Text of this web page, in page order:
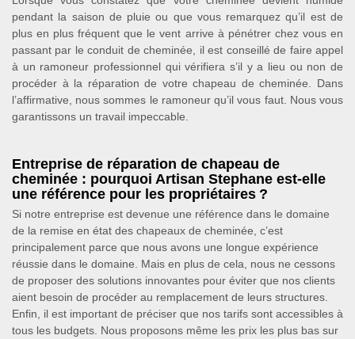
pendant la saison de pluie ou que vous remarquez qu’il est de
plus en plus fréquent que le vent arrive à pénétrer chez vous en
passant par le conduit de cheminée, il est conseillé de faire appel
à un ramoneur professionnel qui vérifiera s’il y a lieu ou non de
procéder à la réparation de votre chapeau de cheminée. Dans
l’affirmative, nous sommes le ramoneur qu’il vous faut. Nous vous
garantissons un travail impeccable.
Entreprise de réparation de chapeau de
cheminée : pourquoi Artisan Stephane est-elle
une référence pour les propriétaires ?
Si notre entreprise est devenue une référence dans le domaine
de la remise en état des chapeaux de cheminée, c’est
principalement parce que nous avons une longue expérience
réussie dans le domaine. Mais en plus de cela, nous ne cessons
de proposer des solutions innovantes pour éviter que nos clients
aient besoin de procéder au remplacement de leurs structures.
Enfin, il est important de préciser que nos tarifs sont accessibles à
tous les budgets. Nous proposons même les prix les plus bas sur